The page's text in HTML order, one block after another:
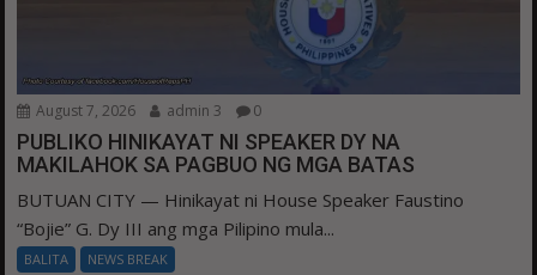
August 7, 2026 admin 3 0
PUBLIKO HINIKAYAT NI SPEAKER DY NA
MAKILAHOK SA PAGBUO NG MGA BATAS
BUTUAN CITY — Hinikayat ni House Speaker Faustino
“Bojie” G. Dy III ang mga Pilipino mula...
BALITA NEWS BREAK